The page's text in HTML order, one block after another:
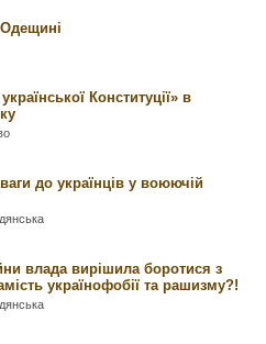
Одещині
Конституції» в
до українців у воюючій
влада вирішила боротися з
українофобії та рашизму?!